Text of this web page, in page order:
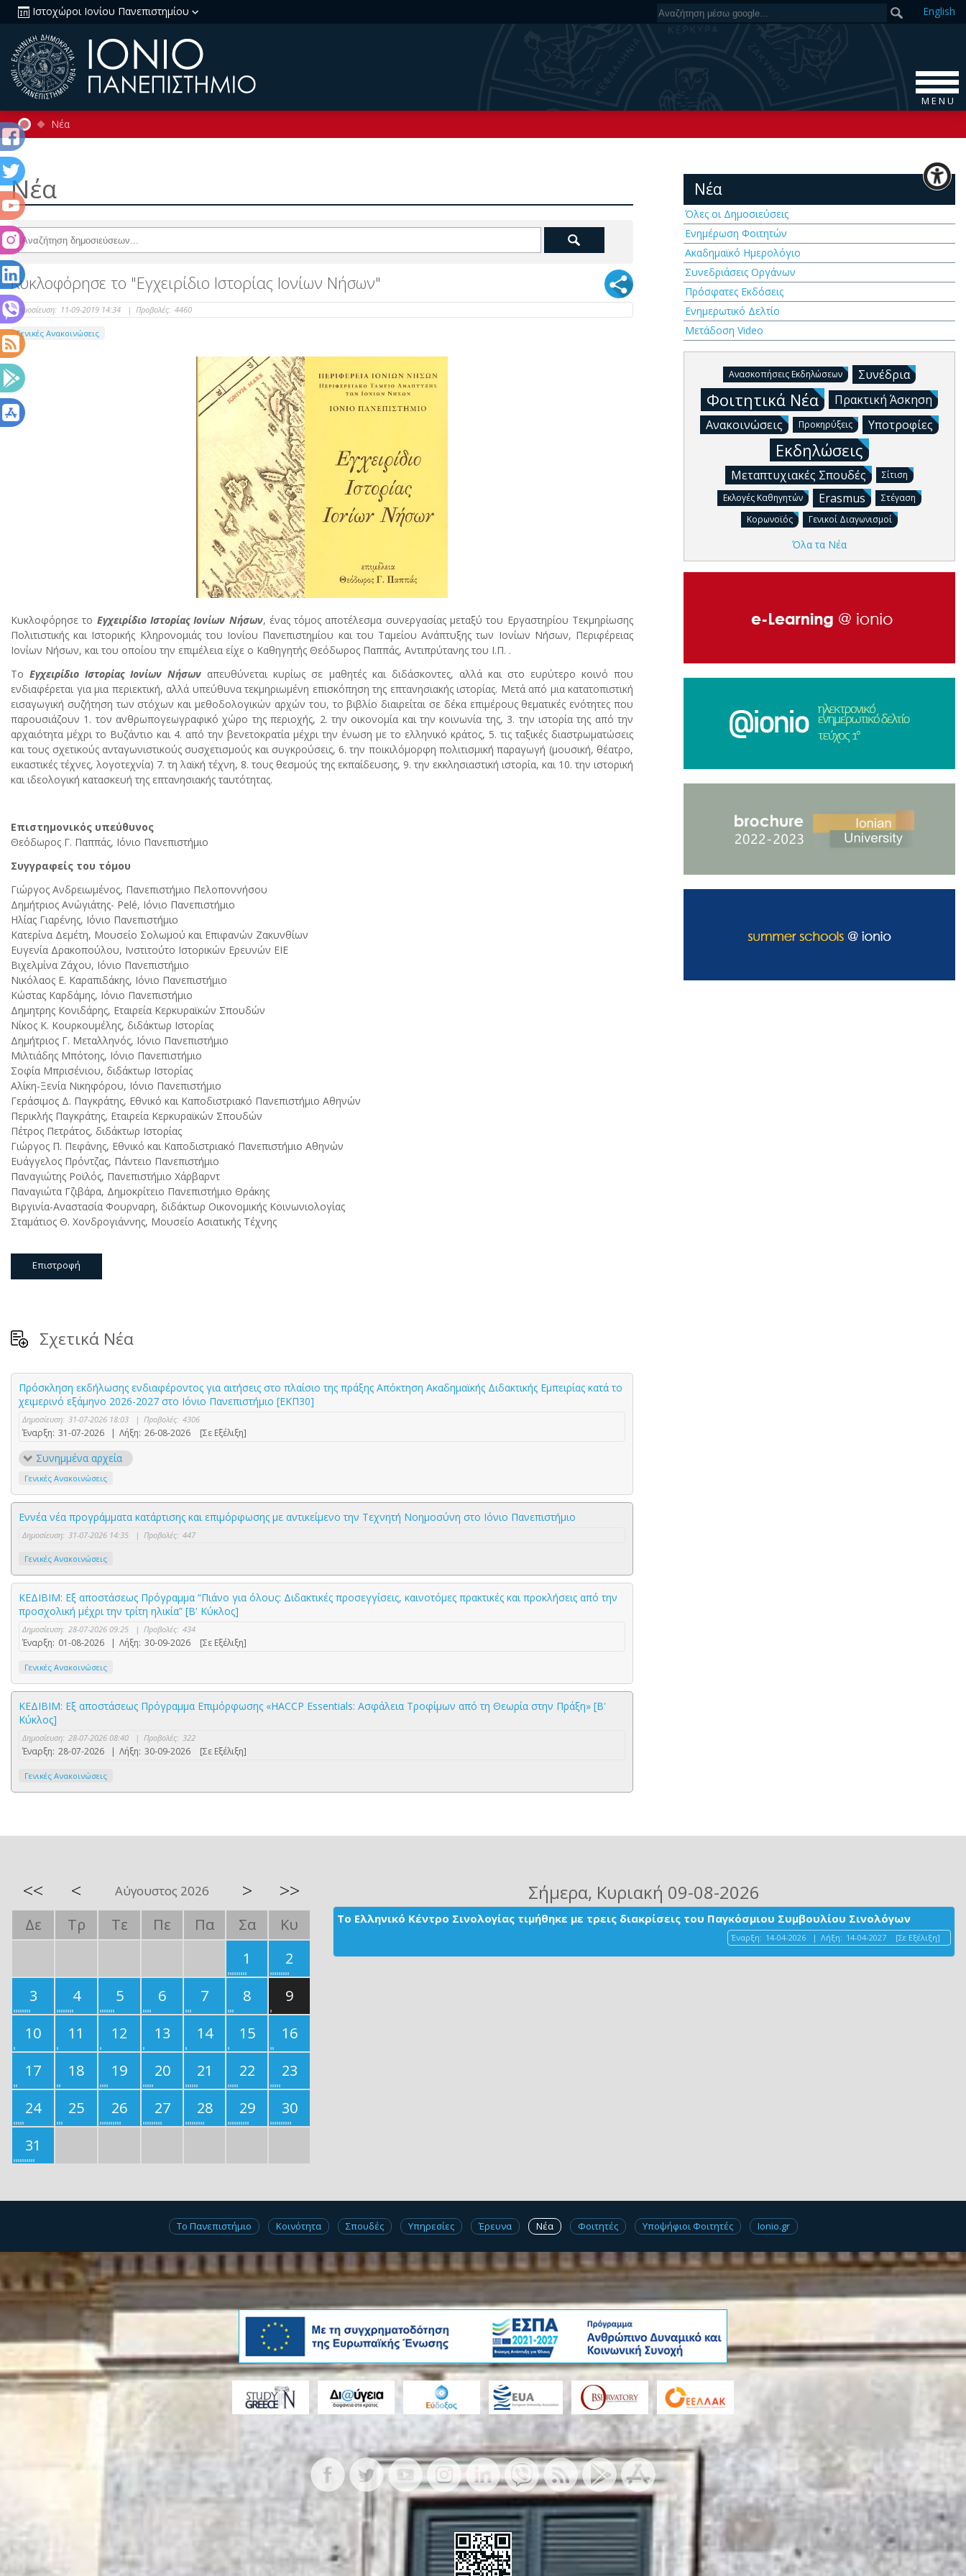
Ιστοχώροι Ιονίου Πανεπιστημίου English
M E N U
Νέα
Νέα
Κυκλοφόρησε το "Εγχειρίδιο Ιστορίας Ιονίων Νήσων"
Δημοσίευση: 11-09-2019 14:34 | Προβολές: 4460
Γενικές Ανακοινώσεις
Κυκλοφόρησε το Εγχειρίδιο Ιστορίας Ιονίων Νήσων, ένας τόμος αποτέλεσμα συνεργασίας μεταξύ του Εργαστηρίου Τεκμηρίωσης
Πολιτιστικής και Ιστορικής Κληρονομιάς του Ιονίου Πανεπιστημίου και του Ταμείου Ανάπτυξης των Ιονίων Νήσων, Περιφέρειας
Ιονίων Νήσων, και του οποίου την επιμέλεια είχε ο Καθηγητής Θεόδωρος Παππάς, Αντιπρύτανης του Ι.Π. .
ΤοΕγχειρίδιο Ιστορίας Ιονίων Νήσων απευθύνεται κυρίως σε μαθητές και διδάσκοντες, αλλά και στο ευρύτερο κοινό που
ενδιαφέρεται για μια περιεκτική, αλλά υπεύθυνα τεκμηριωμένη επισκόπηση της επτανησιακής ιστορίας. Μετά από μια κατατοπιστική
εισαγωγική συζήτηση των στόχων και μεθοδολογικών αρχών του, το βιβλίο διαιρείται σε δέκα επιμέρους θεματικές ενότητες που
παρουσιάζουν 1. τον ανθρωπογεωγραφικό χώρο της περιοχής, 2. την οικονομία και την κοινωνία της, 3. την ιστορία της από την
αρχαιότητα μέχρι το Βυζάντιο και 4. από την βενετοκρατία μέχρι την ένωση με το ελληνικό κράτος, 5. τις ταξικές διαστρωματώσεις
και τους σχετικούς ανταγωνιστικούς συσχετισμούς και συγκρούσεις, 6. την ποικιλόμορφη πολιτισμική παραγωγή (μουσική, θέατρο,
εικαστικές τέχνες, λογοτεχνία) 7. τη λαϊκή τέχνη, 8. τους θεσμούς της εκπαίδευσης, 9. την εκκλησιαστική ιστορία, και 10. την ιστορική
και ιδεολογική κατασκευή της επτανησιακής ταυτότητας.
Επιστημονικός υπεύθυνος
Θεόδωρος Γ. Παππάς, Ιόνιο Πανεπιστήµιο
Συγγραφείς του τόμου
Γιώργος Ανδρειωμένος, Πανεπιστήμιο Πελοποννήσου
Δηµήτριος Ανώγιάτης- Pelé, Ιόνιο Πανεπιστήµιο
Ηλίας Γιαρένης, Ιόνιο Πανεπιστήμιο
Κατερίνα Δεµέτη, Μουσείο Σολωµού και Επιφανών Ζακυνθίων
Ευγενία Δρακοπούλου, Ινστιτούτο Ιστορικών Ερευνών ΕΙΕ
Βιχελµίνα Ζάχου, Ιόνιο Πανεπιστήµιο
Νικόλαος Ε. Καραπιδάκης, Ιόνιο Πανεπιστήμιο
Κώστας Καρδάµης, Ιόνιο Πανεπιστήμιο
Δηµητρης Κονιδάρης, Εταιρεία Κερκυραϊκών Σπουδών
Νίκος Κ. Κουρκουµέλης, διδάκτωρ Ιστορίας
Δημήτριος Γ. Μεταλληνός, Ιόνιο Πανεπιστήμιο
Μιλτιάδης Μπότοης, Ιόνιο Πανεπιστήμιο
Σοφία Μπρισένιου, διδάκτωρ Ιστορίας
Αλίκη-Ξενία Νικηφόρου, Ιόνιο Πανεπιστήμιο
Γεράσιμος Δ. Παγκράτης, Εθνικό και Καποδιστριακό Πανεπιστήμιο Αθηνών
Περικλής Παγκράτης, Εταιρεία Κερκυραϊκών Σπουδών
Πέτρος Πετράτος, διδάκτωρ Ιστορίας
Γιώργος Π. Πεφάνης, Εθνικό και Καποδιστριακό Πανεπιστήμιο Αθηνών
Ευάγγελος Πρόντζας, Πάντειο Πανεπιστήμιο
Παναγιώτης Ροϊλός, Πανεπιστήμιο Χάρβαρντ
Παναγιώτα Γζιβάρα, Δηµοκρίτειο Πανεπιστήμιο Θράκης
Βιργινία-Αναστασία Φουρναρη, διδάκτωρ Οικονομικής Κοινωνιολογίας
Σταµάτιος Θ. Χονδρογιάννης, Μουσείο Ασιατικής Τέχνης
Επιστροφή
Σχετικά Νέα
Πρόσκληση εκδήλωσης ενδιαφέροντος για αιτήσεις στο πλαίσιο της πράξης Απόκτηση Ακαδημαϊκής Διδακτικής Εμπειρίας κατά το
χειμερινό εξάμηνο 2026-2027 στο Ιόνιο Πανεπιστήμιο [ΕΚΠ30]
Δημοσίευση: 31-07-2026 18:03 | Προβολές: 4306
Έναρξη: 31-07-2026 | Λήξη: 26-08-2026 [Σε Εξέλιξη]
Συνημμένα αρχεία
Γενικές Ανακοινώσεις
Εννέα νέα προγράμματα κατάρτισης και επιμόρφωσης με αντικείμενο την Τεχνητή Νοημοσύνη στο Ιόνιο Πανεπιστήμιο
Δημοσίευση: 31-07-2026 14:35 | Προβολές: 447
Γενικές Ανακοινώσεις
ΚΕΔΙΒΙΜ: Εξ αποστάσεως Πρόγραμμα “Πιάνο για όλους: Διδακτικές προσεγγίσεις, καινοτόμες πρακτικές και προκλήσεις από την
προσχολική μέχρι την τρίτη ηλικία” [Β' Κύκλος]
Δημοσίευση: 28-07-2026 09:25 | Προβολές: 434
Έναρξη: 01-08-2026 | Λήξη: 30-09-2026 [Σε Εξέλιξη]
Γενικές Ανακοινώσεις
ΚΕΔΙΒΙΜ: Εξ αποστάσεως Πρόγραμμα Επιμόρφωσης «HACCP Essentials: Ασφάλεια Τροφίμων από τη Θεωρία στην Πράξη» [Β'
Κύκλος]
Δημοσίευση: 28-07-2026 08:40 | Προβολές: 322
Έναρξη: 28-07-2026 | Λήξη: 30-09-2026 [Σε Εξέλιξη]
Γενικές Ανακοινώσεις
Νέα
Όλες οι Δημοσιεύσεις
Ενημέρωση Φοιτητών
Ακαδημαϊκό Ημερολόγιο
Συνεδριάσεις Οργάνων
Πρόσφατες Εκδόσεις
Ενημερωτικό Δελτίο
Μετάδοση Video
Ανασκοπήσεις Εκδηλώσεων Συνέδρια
Φοιτητικά Νέα
Πρακτική Άσκηση
Ανακοινώσεις
Προκηρύξεις Υποτροφίες
Εκδηλώσεις
Μεταπτυχιακές Σπουδές
Σίτιση
Εκλογές Καθηγητών
Erasmus
Στέγαση
Κορωνοϊός
Γενικοί Διαγωνισμοί
Όλα τα Νέα
<< < Αύγουστος 2026 > >>
Δε Τρ Τε Πε Πα Σα
Κυ
1
2
3
4 5 6 7 8
9
10
11 12 13 14 15
16
17
18 19 20 21 22
23
24
25 26 27 28 29
30
31
Σήμερα, Κυριακή 09-08-2026
Το Ελληνικό Κέντρο Σινολογίας τιμήθηκε με τρεις διακρίσεις του Παγκόσμιου Συμβουλίου Σινολόγων
Έναρξη: 14-04-2026 | Λήξη: 14-04-2027 [Σε Εξέλιξη]
Το Πανεπιστήμιο Κοινότητα Σπουδές Υπηρεσίες Έρευνα Νέα Φοιτητές Υποψήφιοι Φοιτητές Ionio.gr